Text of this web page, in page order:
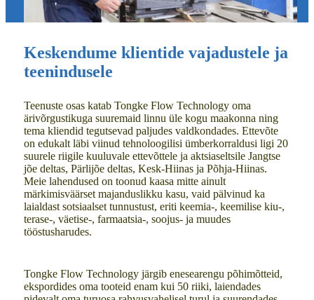
Keskendume klientide vajadustele ja
teenindusele
Teenuste osas katab Tongke Flow Technology oma
ärivõrgustikuga suuremaid linnu üle kogu maakonna ning
tema kliendid tegutsevad paljudes valdkondades. Ettevõte
on edukalt läbi viinud tehnoloogilisi ümberkorraldusi ligi 20
suurele riigile kuuluvale ettevõttele ja aktsiaseltsile Jangtse
jõe deltas, Pärlijõe deltas, Kesk-Hiinas ja Põhja-Hiinas.
Meie lahendused on toonud kaasa mitte ainult
märkimisväärset majanduslikku kasu, vaid pälvinud ka
laialdast sotsiaalset tunnustust, eriti keemia-, keemilise kiu-,
terase-, väetise-, farmaatsia-, soojus- ja muudes
tööstusharudes.
Tongke Flow Technology järgib enesearengu põhimõtteid,
ekspordides oma tooteid enam kui 50 riiki, laiendades